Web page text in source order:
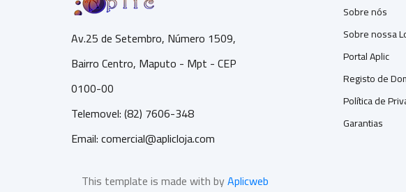
Av.25 de Setembro, Número 1509,
Bairro Centro, Maputo - Mpt - CEP
0100-00
Telemovel: (82) 7606-348
Email:comercial@aplicloja.com
Sobre nós
Sobre nossa
Portal Aplic
Registo de
Política de
Garantias
This template is made with byAplicweb